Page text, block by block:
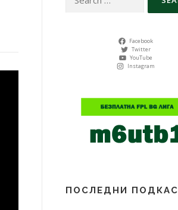
for:
Facebook
Twitter
YouTube
Instagram
ПОСЛЕДНИ